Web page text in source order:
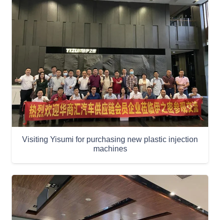
Visiting Yisumi for purchasing new plastic injection
machines